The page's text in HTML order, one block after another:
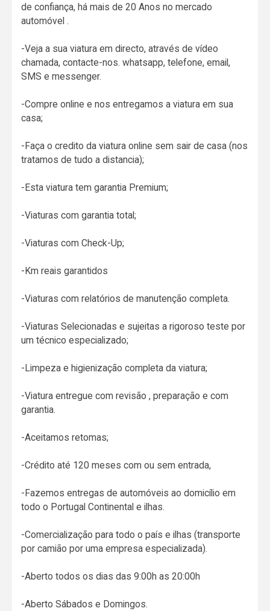
de confiança, há mais de 20 Anos no mercado
automóvel .
-Veja a sua viatura em directo, através de vídeo
chamada, contacte-nos. whatsapp, telefone, email,
SMS e messenger.
-Compre online e nos entregamos a viatura em sua
casa;
-Faça o credito da viatura online sem sair de casa (nos
tratamos de tudo a distancia);
-Esta viatura tem garantia Premium;
-Viaturas com garantia total;
-Viaturas com Check-Up;
-Km reais garantidos
-Viaturas com relatórios de manutenção completa.
-Viaturas Selecionadas e sujeitas a rigoroso teste por
um técnico especializado;
-Limpeza e higienização completa da viatura;
-Viatura entregue com revisão , preparação e com
garantia.
-Aceitamos retomas;
-Crédito até 120 meses com ou sem entrada,
-Fazemos entregas de automóveis ao domicílio em
todo o Portugal Continental e ilhas.
-Comercialização para todo o país e ilhas (transporte
por camião por uma empresa especializada).
-Aberto todos os dias das 9:00h as 20:00h
-Aberto Sábados e Domingos.